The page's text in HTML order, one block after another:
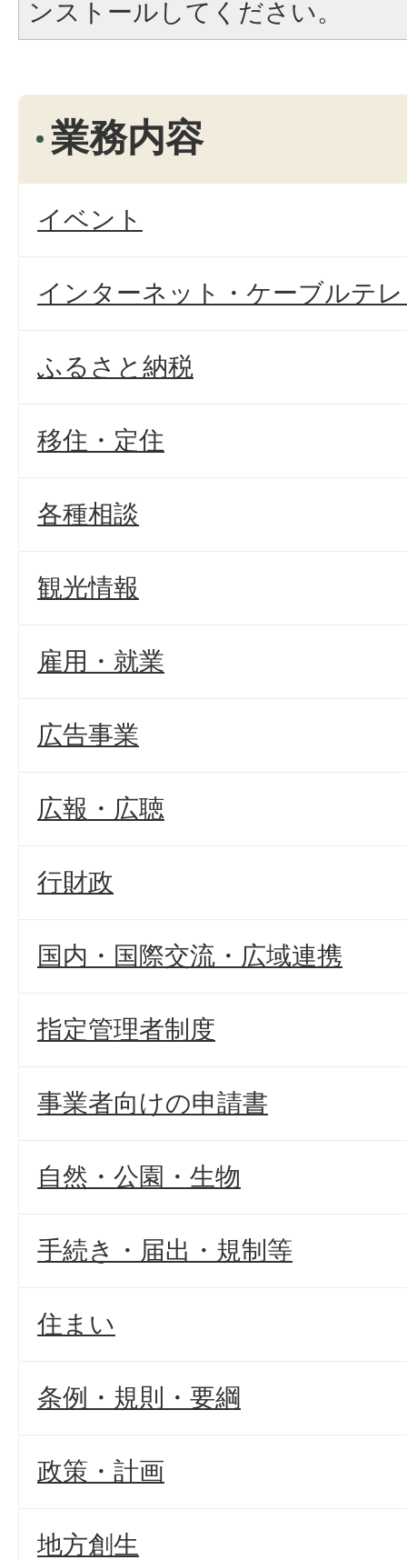
ンストールしてください。
業務内容
イベント
インターネット・ケーブルテ
ふるさと納税
移住・定住
各種相談
観光情報
雇用・就業
広告事業
広報・広聴
行財政
国内・国際交流・広域連携
指定管理者制度
事業者向けの申請書
自然・公園・生物
手続き・届出・規制等
住まい
条例・規則・要綱
政策・計画
地方創生